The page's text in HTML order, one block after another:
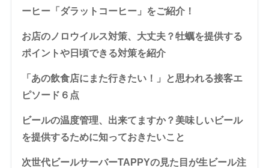
ーヒー「ダラットコーヒー」をご紹介！
お店のノロウイルス対策、大丈夫？牡蠣を提供する
ポイントや日頃できる対策を紹介
「あの飲食店にまた行きたい！」と思われる接客エ
ピソード６点
ビールの温度管理、出来てますか？美味しいビール
を提供するために知っておきたいこと
次世代ビールサーバーTAPPYの見た目が生ビール注